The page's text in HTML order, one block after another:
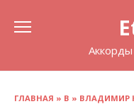
ГЛАВНАЯ » В » ВЛАДИМИР